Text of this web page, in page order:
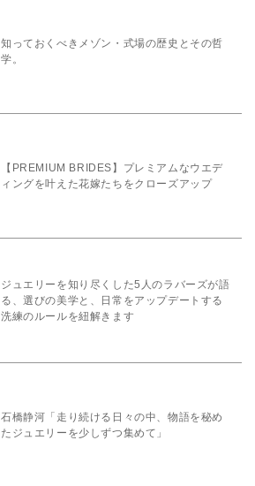
知っておくべきメゾン・式場の歴史とその哲
学。
【PREMIUM BRIDES】プレミアムなウエデ
ィングを叶えた花嫁たちをクローズアップ
ジュエリーを知り尽くした5人のラバーズが語
る、選びの美学と、日常をアップデートする
洗練のルールを紐解きます
石橋静河「走り続ける日々の中、物語を秘め
たジュエリーを少しずつ集めて」